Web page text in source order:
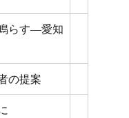
らす―愛知
の提案